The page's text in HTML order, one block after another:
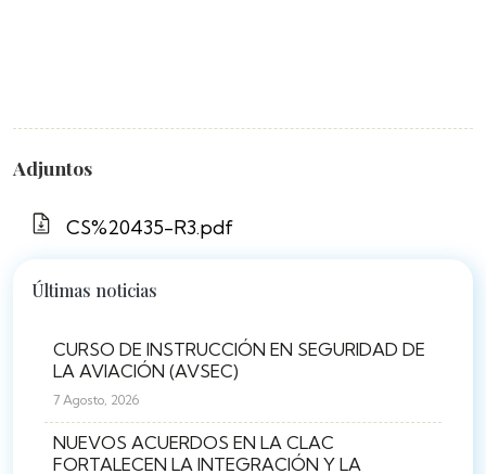
Adjuntos
CS%20435-R3.pdf
Últimas noticias
CURSO DE INSTRUCCIÓN EN SEGURIDAD DE
LA AVIACIÓN (AVSEC)
7 Agosto, 2026
NUEVOS ACUERDOS EN LA CLAC
FORTALECEN LA INTEGRACIÓN Y LA